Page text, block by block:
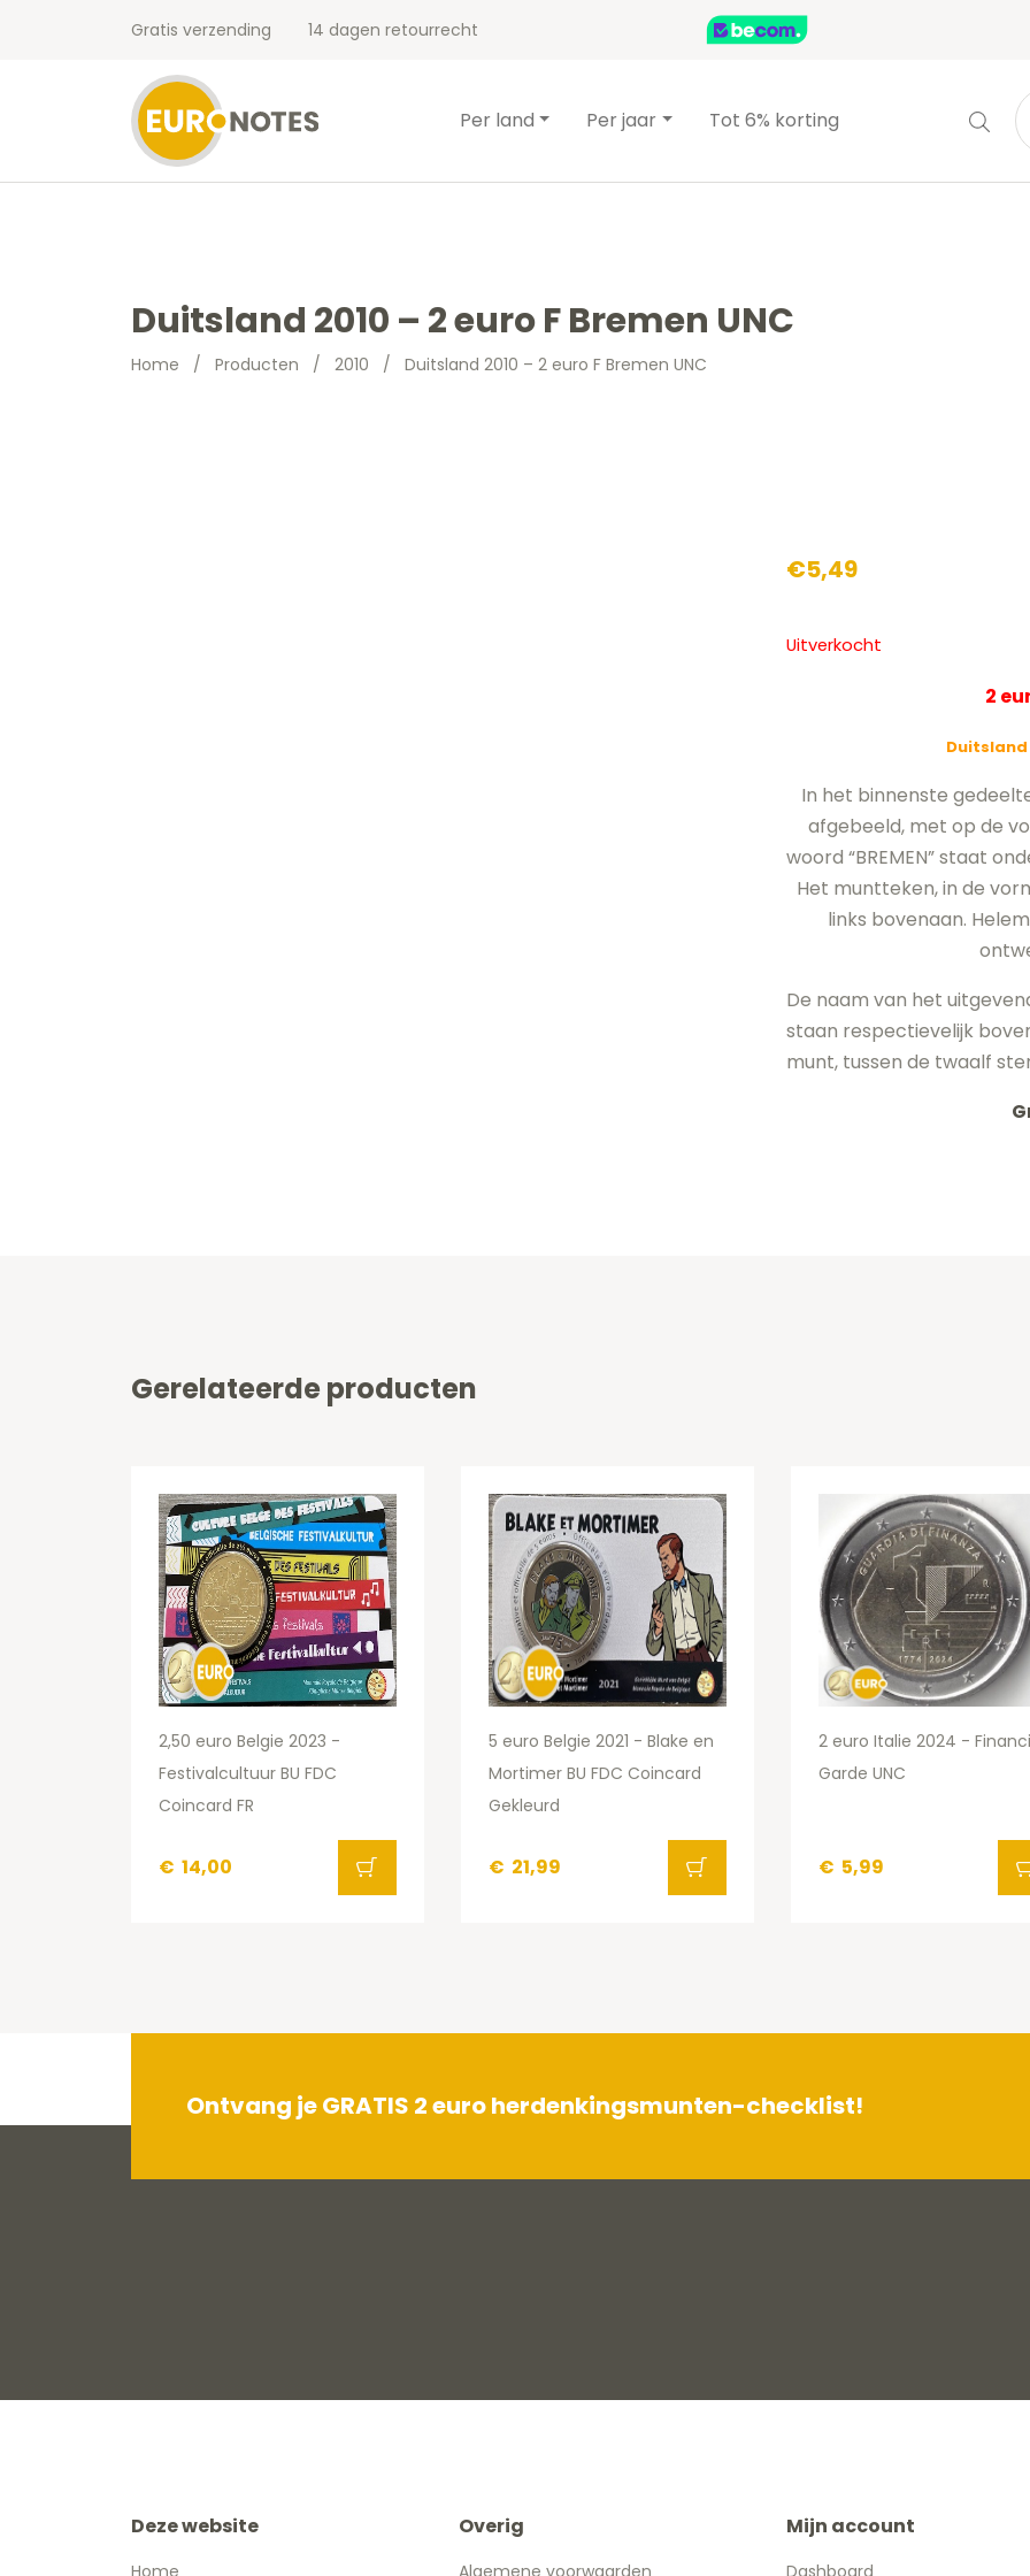
Gratis verzending 14 dagen retourrecht
Per land Per jaar Tot 6% korting
Duitsland 2010 – 2 euro F Bremen UNC
Home / Producten / 2010 / Duitsland 2010 – 2 euro F Bremen UNC
€5,49
Uitverkocht
2
Duitsland
In het binnenste
afgebeeld, met op de
woord “BREMEN” staat
Het muntteken, in de vorm
links bovenaan.
De naam van het
staan respectievelijk
munt, tussen de twaalf
Gerelateerde producten
2,50 euro Belgie 2023 -
Festivalcultuur BU FDC
Coincard FR
€ 14,00
5 euro Belgie 2021 - Blake en
Mortimer BU FDC Coincard
Gekleurd
€ 21,99
2 euro Italie 2024 -
Garde UNC
€ 5,99
Ontvang je GRATIS 2 euro herdenkingsmunten-checklist!
Deze website
Home
Overig
Algemene voorwaarden
Mijn account
Dashboard